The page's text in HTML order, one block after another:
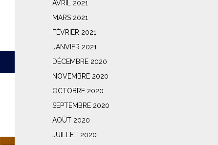
AVRIL 2021
MARS 2021
FÉVRIER 2021
JANVIER 2021
DÉCEMBRE 2020
NOVEMBRE 2020
OCTOBRE 2020
SEPTEMBRE 2020
AOÛT 2020
JUILLET 2020